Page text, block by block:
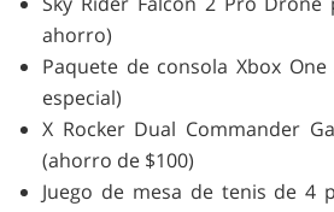
ahorro)
Paquete de consola Xbox
especial)
X Rocker Dual Commander
(ahorro de $100)
Juego de mesa de tenis de 4